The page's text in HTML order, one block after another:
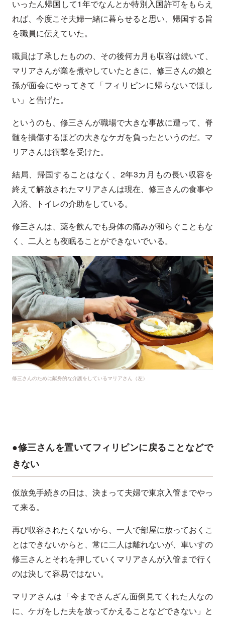
いったん帰国して1年でなんとか特別入国許可をもらえ
れば、今度こそ夫婦一緒に暮らせると思い、帰国する旨
を職員に伝えていた。
職員は了承したものの、その後何カ月も収容は続いて、
マリアさんが業を煮やしていたときに、修三さんの娘と
孫が面会にやってきて「フィリピンに帰らないでほし
い」と告げた。
というのも、修三さんが職場で大きな事故に遭って、脊
髄を損傷するほどの大きなケガを負ったというのだ。マ
リアさんは衝撃を受けた。
結局、帰国することはなく、2年3カ月もの長い収容を
終えて解放されたマリアさんは現在、修三さんの食事や
入浴、トイレの介助をしている。
修三さんは、薬を飲んでも身体の痛みが和らぐこともな
く、二人とも夜眠ることができないでいる。
修三さんのために献身的な介護をしているマリアさん（左）
●修三さんを置いてフィリピンに戻ることなどで
きない
仮放免手続きの日は、決まって夫婦で東京入管までやっ
て来る。
再び収容されたくないから、一人で部屋に放っておくこ
とはできないからと、常に二人は離れないが、車いすの
修三さんとそれを押していくマリアさんが入管まで行く
のは決して容易ではない。
マリアさんは「今までさんざん面倒見てくれた人なの
に、ケガをした夫を放ってかえることなどできない」と